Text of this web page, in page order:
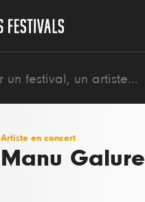
Artiste en concert
Manu Galure